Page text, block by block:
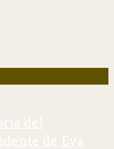
del
de Eva